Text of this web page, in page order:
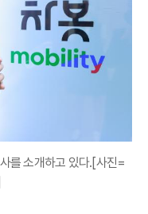
를 소개하고 있다.[사진=